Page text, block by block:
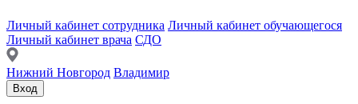
Личный кабинет сотрудника Личный кабинет обучающегося
Личный кабинет врача СДО
Нижний Новгород Владимир
Вход